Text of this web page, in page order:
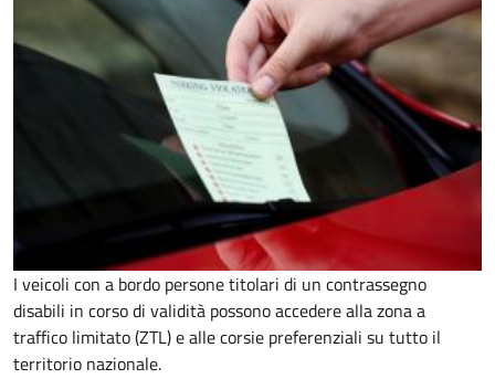
I veicoli con a bordo persone titolari di un contrassegno
disabili in corso di validità possono accedere alla zona a
traffico limitato (ZTL) e alle corsie preferenziali su tutto il
territorio nazionale.